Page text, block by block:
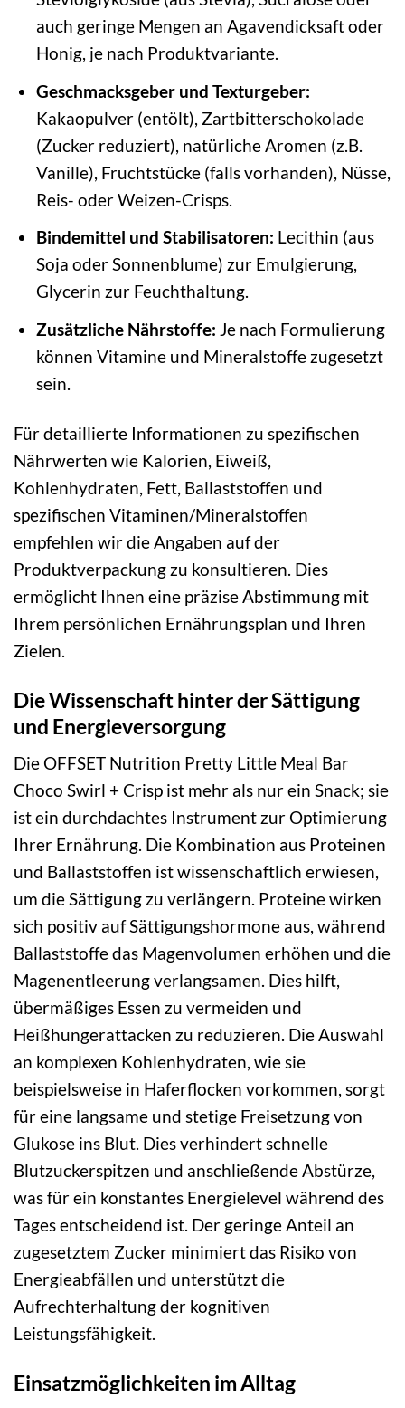
auch geringe Mengen an Agavendicksaft oder
Honig, je nach Produktvariante.
Geschmacksgeber und Texturgeber:
Kakaopulver (entölt), Zartbitterschokolade
(Zucker reduziert), natürliche Aromen (z.B.
Vanille), Fruchtstücke (falls vorhanden), Nüsse,
Reis- oder Weizen-Crisps.
Bindemittel und Stabilisatoren: Lecithin (aus
Soja oder Sonnenblume) zur Emulgierung,
Glycerin zur Feuchthaltung.
Zusätzliche Nährstoffe: Je nach Formulierung
können Vitamine und Mineralstoffe zugesetzt
sein.
Für detaillierte Informationen zu spezifischen
Nährwerten wie Kalorien, Eiweiß,
Kohlenhydraten, Fett, Ballaststoffen und
spezifischen Vitaminen/Mineralstoffen
empfehlen wir die Angaben auf der
Produktverpackung zu konsultieren. Dies
ermöglicht Ihnen eine präzise Abstimmung mit
Ihrem persönlichen Ernährungsplan und Ihren
Zielen.
Die Wissenschaft hinter der Sättigung
und Energieversorgung
Die OFFSET Nutrition Pretty Little Meal Bar
Choco Swirl + Crisp ist mehr als nur ein Snack; sie
ist ein durchdachtes Instrument zur Optimierung
Ihrer Ernährung. Die Kombination aus Proteinen
und Ballaststoffen ist wissenschaftlich erwiesen,
um die Sättigung zu verlängern. Proteine wirken
sich positiv auf Sättigungshormone aus, während
Ballaststoffe das Magenvolumen erhöhen und die
Magenentleerung verlangsamen. Dies hilft,
übermäßiges Essen zu vermeiden und
Heißhungerattacken zu reduzieren. Die Auswahl
an komplexen Kohlenhydraten, wie sie
beispielsweise in Haferflocken vorkommen, sorgt
für eine langsame und stetige Freisetzung von
Glukose ins Blut. Dies verhindert schnelle
Blutzuckerspitzen und anschließende Abstürze,
was für ein konstantes Energielevel während des
Tages entscheidend ist. Der geringe Anteil an
zugesetztem Zucker minimiert das Risiko von
Energieabfällen und unterstützt die
Aufrechterhaltung der kognitiven
Leistungsfähigkeit.
Einsatzmöglichkeiten im Alltag